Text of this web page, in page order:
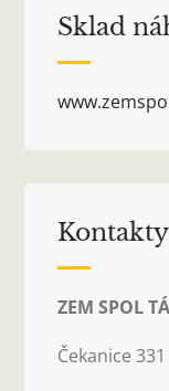
Sklad
Kontakty
ZEM SPOL
Čekanice 331